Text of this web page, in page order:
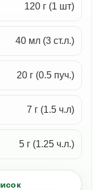
120 г (1 шт)
40 мл (3 ст.л.)
20 г (0.5 пуч.)
7 г (1.5 ч.л)
5 г (1.25 ч.л.)